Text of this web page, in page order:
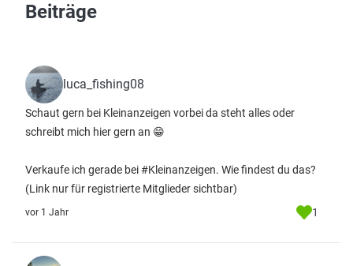
Beiträge
luca_fishing08
Schaut gern bei Kleinanzeigen vorbei da steht alles oder
schreibt mich hier gern an 😁
Verkaufe ich gerade bei #Kleinanzeigen. Wie findest du das?
(Link nur für registrierte Mitglieder sichtbar)
vor 1 Jahr 1